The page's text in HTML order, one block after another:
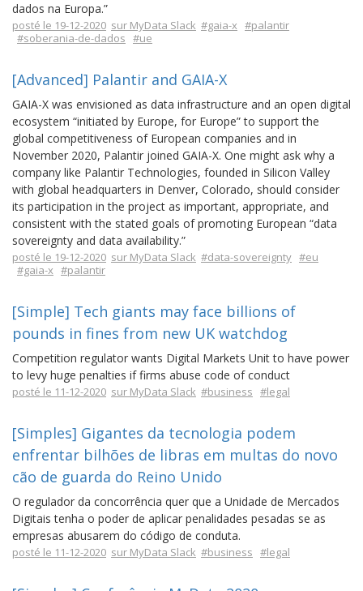
dados na Europa.”
posté le 19-12-2020 sur MyData Slack #gaia-x #palantir
#soberania-de-dados #ue
[Advanced] Palantir and GAIA-X
GAIA-X was envisioned as data infrastructure and an open digital
ecosystem “initiated by Europe, for Europe” to support the
global competitiveness of European companies and in
November 2020, Palantir joined GAIA-X. One might ask why a
company like Palantir Technologies, founded in Silicon Valley
with global headquarters in Denver, Colorado, should consider
its participation in the project as important, appropriate, and
consistent with the stated goals of promoting European “data
sovereignty and data availability.”
posté le 19-12-2020 sur MyData Slack #data-sovereignty #eu
#gaia-x #palantir
[Simple] Tech giants may face billions of
pounds in fines from new UK watchdog
Competition regulator wants Digital Markets Unit to have power
to levy huge penalties if firms abuse code of conduct
posté le 11-12-2020 sur MyData Slack #business #legal
[Simples] Gigantes da tecnologia podem
enfrentar bilhões de libras em multas do novo
cão de guarda do Reino Unido
O regulador da concorrência quer que a Unidade de Mercados
Digitais tenha o poder de aplicar penalidades pesadas se as
empresas abusarem do código de conduta.
posté le 11-12-2020 sur MyData Slack #business #legal